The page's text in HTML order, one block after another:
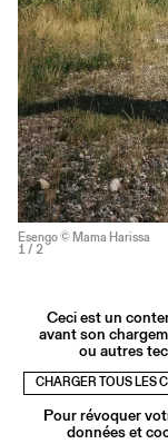
Esengo © Mama Harissa
1 / 2
Ceci est un
avant son
ou autres
CHARGER TOUS LES
Pour révoquer
données et